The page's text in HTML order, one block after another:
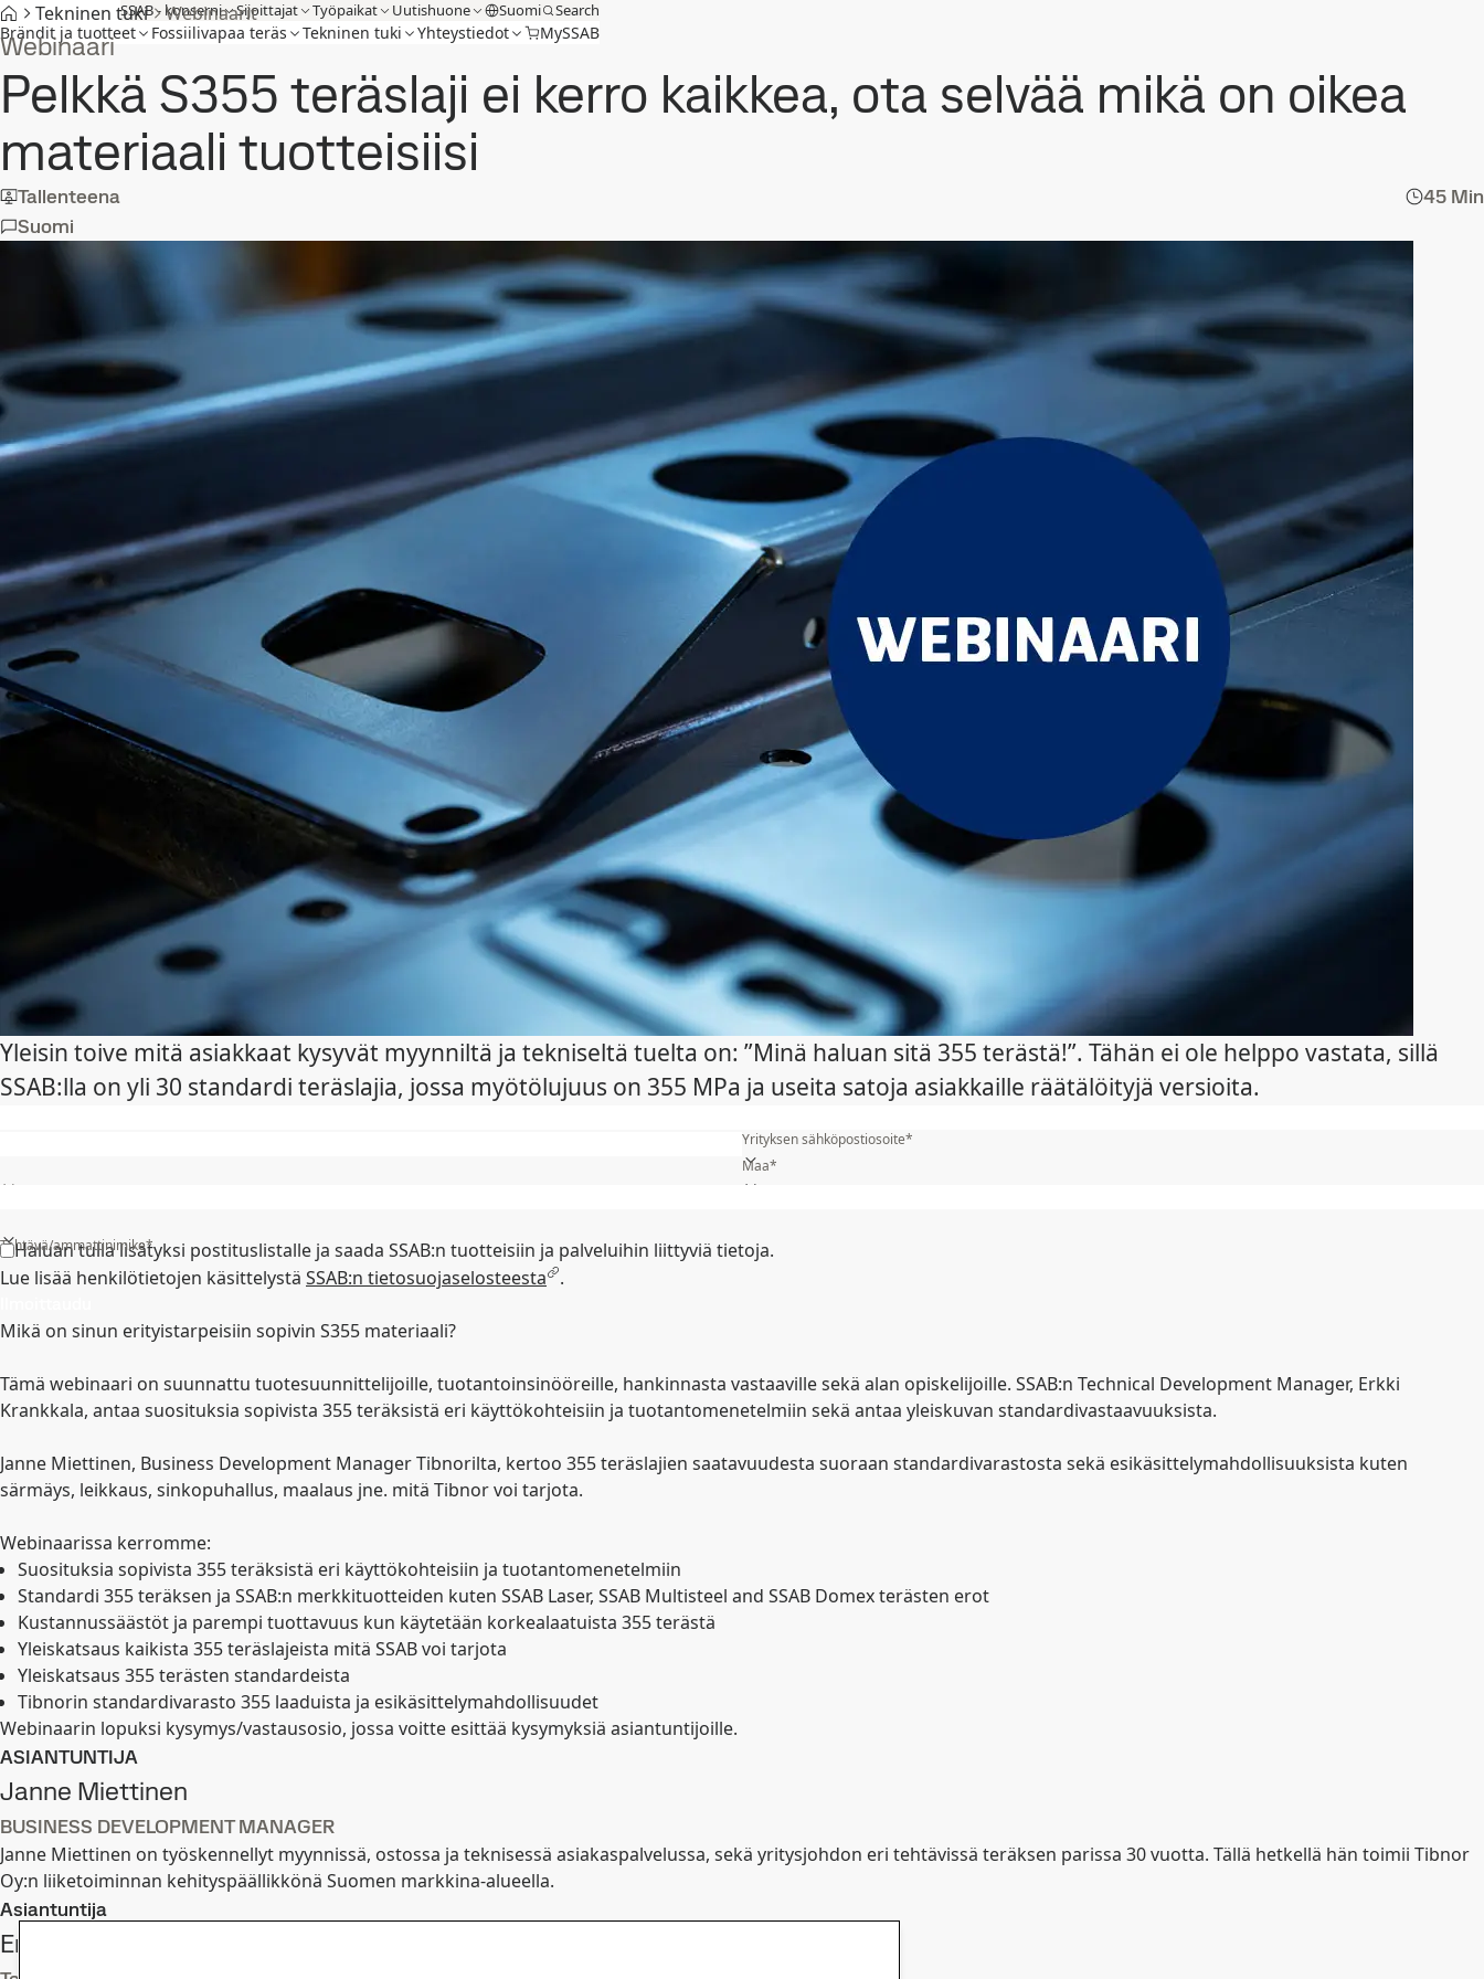
SSAB - konserni Sijoittajat Työpaikat Uutishuone Suomi Search
Brändit ja tuotteet Fossiilivapaa teräs Tekninen tuki Yhteystiedot MySSAB
Tekninen tuki Webinaarit
Webinaari
Pelkkä S355 teräslaji ei kerro kaikkea, ota selvää mikä on oikea
materiaali tuotteisiisi
Tallenteena
Suomi
45 Min
Yleisin toive mitä asiakkaat kysyvät myynniltä ja tekniseltä tuelta on: ”Minä haluan sitä 355 terästä!”. Tähän ei ole helppo vastata, sillä
SSAB:lla on yli 30 standardi teräslajia, jossa myötölujuus on 355 MPa ja useita satoja asiakkaille räätälöityjä versioita.
Yrityksen sähköpostiosoite*
Maa*
Tehtävä/ammattinimike*
Haluan tulla lisätyksi postituslistalle ja saada SSAB:n tuotteisiin ja palveluihin liittyviä tietoja.
Lue lisää henkilötietojen käsittelystä SSAB:n tietosuojaselosteesta .
Mikä on sinun erityistarpeisiin sopivin S355 materiaali?
Tämä webinaari on suunnattu tuotesuunnittelijoille, tuotantoinsinööreille, hankinnasta vastaaville sekä alan opiskelijoille. SSAB:n Technical Development Manager, Erkki
Krankkala, antaa suosituksia sopivista 355 teräksistä eri käyttökohteisiin ja tuotantomenetelmiin sekä antaa yleiskuvan standardivastaavuuksista.
Janne Miettinen, Business Development Manager Tibnorilta, kertoo 355 teräslajien saatavuudesta suoraan standardivarastosta sekä esikäsittelymahdollisuuksista kuten
särmäys, leikkaus, sinkopuhallus, maalaus jne. mitä Tibnor voi tarjota.
Webinaarissa kerromme:
Suosituksia sopivista 355 teräksistä eri käyttökohteisiin ja tuotantomenetelmiin
Standardi 355 teräksen ja SSAB:n merkkituotteiden kuten SSAB Laser, SSAB Multisteel and SSAB Domex terästen erot
Kustannussäästöt ja parempi tuottavuus kun käytetään korkealaatuista 355 terästä
Yleiskatsaus kaikista 355 teräslajeista mitä SSAB voi tarjota
Yleiskatsaus 355 terästen standardeista
Tibnorin standardivarasto 355 laaduista ja esikäsittelymahdollisuudet
Webinaarin lopuksi kysymys/vastausosio, jossa voitte esittää kysymyksiä asiantuntijoille.
ASIANTUNTIJA
Janne Miettinen
BUSINESS DEVELOPMENT MANAGER
Janne Miettinen on työskennellyt myynnissä, ostossa ja teknisessä asiakaspalvelussa, sekä yritysjohdon eri tehtävissä teräksen parissa 30 vuotta. Tällä hetkellä hän toimii Tibnor
Oy:n liiketoiminnan kehityspäällikkönä Suomen markkina-alueella.
Asiantuntija
Erkki Krankkala